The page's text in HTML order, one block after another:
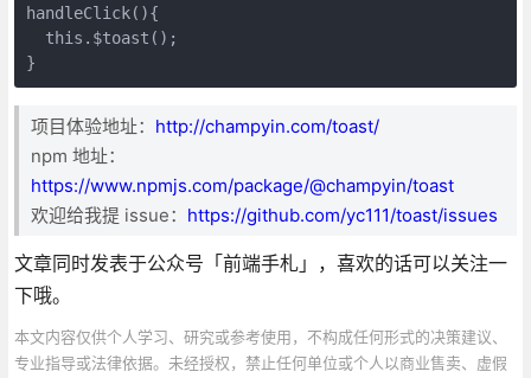
handleClick(){
  this.$toast();
}
项目体验地址： http://champyin.com/toast/
npm 地址：
https://www.npmjs.com/package/@champyin/toast
欢迎给我提 issue： https://github.com/yc111/toast/issues
文章同时发表于公众号「前端手札」，喜欢的话可以关注一
下哦。
本文内容仅供个人学习、研究或参考使用，不构成任何形式的决策建议、
专业指导或法律依据。未经授权，禁止任何单位或个人以商业售卖、虚假